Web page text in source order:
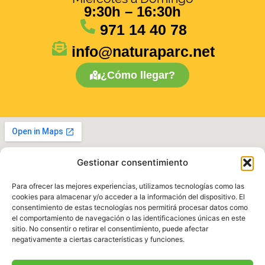
negativamente a ciertas características y funciones.
Aceptar
Denegar
Política de cookies
971 14 40 78
info@naturaparc.net
¿Cómo llegar?
Aviso legal
Cookies|Términos y Condiciones